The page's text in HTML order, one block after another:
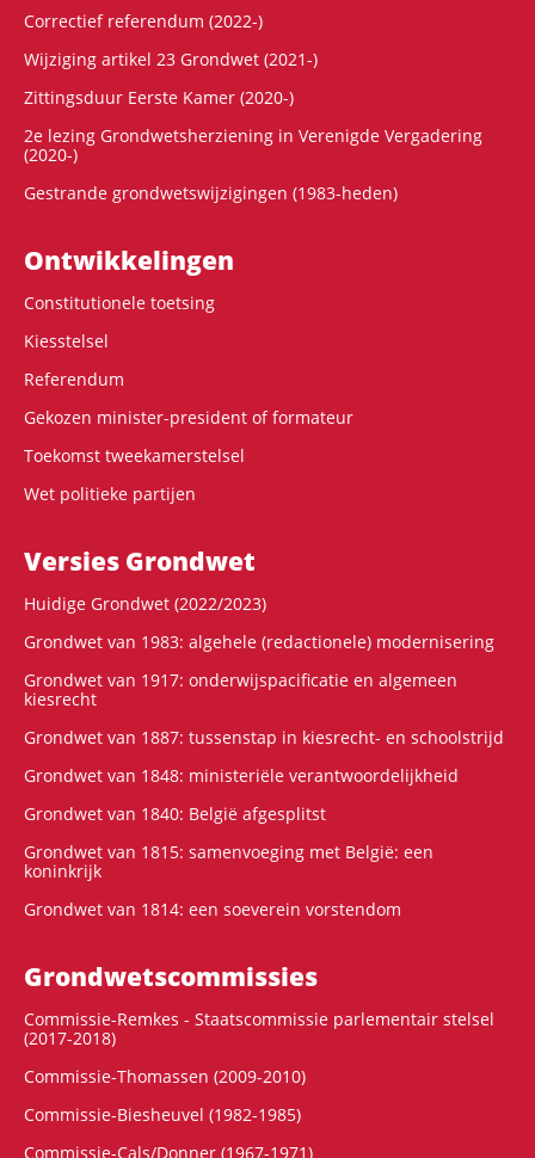
Correctief referendum (2022-)
Wijziging artikel 23 Grondwet (2021-)
Zittingsduur Eerste Kamer (2020-)
2e lezing Grondwetsherziening in Verenigde Vergadering
(2020-)
Gestrande grondwetswijzigingen (1983-heden)
Ontwikke­lingen
Constitutionele toetsing
Kiesstelsel
Referendum
Gekozen minister-president of formateur
Toekomst tweekamerstelsel
Wet politieke partijen
Versies Grondwet
Huidige Grondwet (2022/2023)
Grondwet van 1983: algehele (redactionele) modernisering
Grondwet van 1917: onderwijspacificatie en algemeen
kiesrecht
Grondwet van 1887: tussenstap in kiesrecht- en schoolstrijd
Grondwet van 1848: ministeriële verantwoordelijkheid
Grondwet van 1840: België afgesplitst
Grondwet van 1815: samenvoeging met België: een
koninkrijk
Grondwet van 1814: een soeverein vorstendom
Grondwets­commissies
Commissie-Remkes - Staatscommissie parlementair stelsel
(2017-2018)
Commissie-Thomassen (2009-2010)
Commissie-Biesheuvel (1982-1985)
Commissie-Cals/Donner (1967-1971)